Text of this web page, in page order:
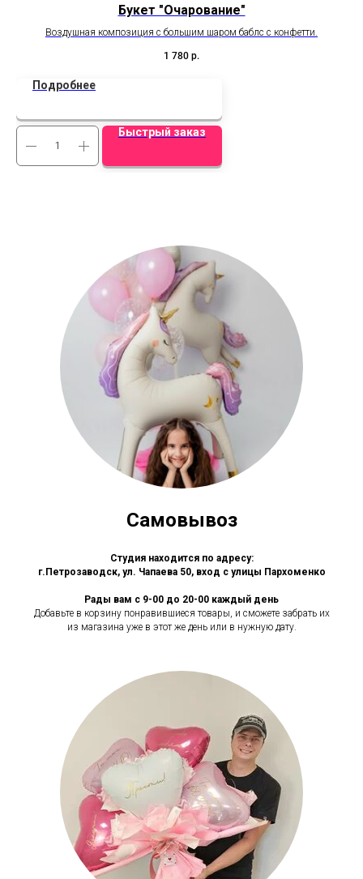
Букет "Очарование"
Воздушная композиция с большим шаром баблс с конфетти.
1 780 р.
Подробнее
Быстрый заказ
Самовывоз
Студия находится по адресу:
г.Петрозаводск, ул. Чапаева 50, вход с улицы Пархоменко
Рады вам с 9-00 до 20-00 каждый день
Добавьте в корзину понравившиеся товары, и сможете забрать их
из магазина уже в этот же день или в нужную дату.